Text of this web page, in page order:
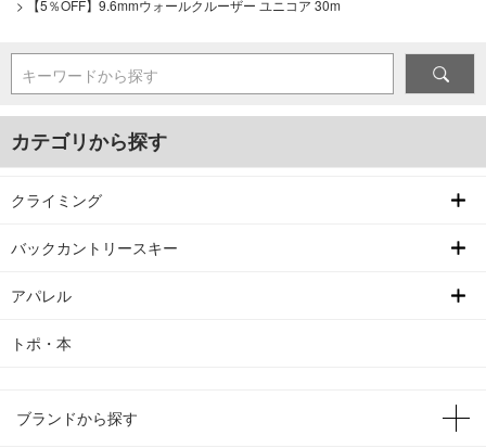
>
【5％OFF】9.6mmウォールクルーザー ユニコア 30m
キーワードから探す
カテゴリから探す
クライミング
バックカントリースキー
アパレル
トポ・本
ブランドから探す